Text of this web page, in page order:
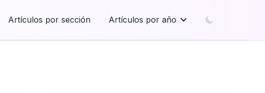
Artículos por sección Artículos por año